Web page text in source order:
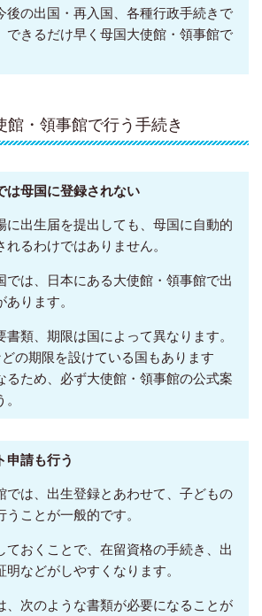
後の出国・再入国、各種行政手続きで
できるだけ早く母国大使館・領事館で
館・領事館で行う手続き
は母国に登録されない
に出生届を提出しても、母国に自動的
るわけではありません。
では、日本にある大使館・領事館で出
ります。
類、期限は国によって異なります。
の期限を設けている国もあります
るため、必ず大使館・領事館の公式案
申請も行う
では、出生登録とあわせて、子どもの
ことが一般的です。
ておくことで、在留資格の手続き、出
などがしやすくなります。
、次のような書類が必要になることが